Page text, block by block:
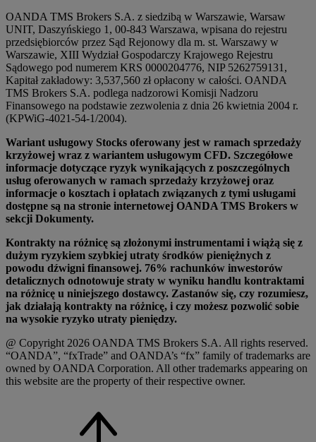
OANDA TMS Brokers S.A. z siedzibą w Warszawie, Warsaw
UNIT, Daszyńskiego 1, 00-843 Warszawa, wpisana do rejestru
przedsiębiorców przez Sąd Rejonowy dla m. st. Warszawy w
Warszawie, XIII Wydział Gospodarczy Krajowego Rejestru
Sądowego pod numerem KRS 0000204776, NIP 5262759131,
Kapitał zakładowy: 3,537,560 zł opłacony w całości. OANDA
TMS Brokers S.A. podlega nadzorowi Komisji Nadzoru
Finansowego na podstawie zezwolenia z dnia 26 kwietnia 2004 r.
(KPWiG-4021-54-1/2004).
Wariant usługowy Stocks oferowany jest w ramach sprzedaży
krzyżowej wraz z wariantem usługowym CFD. Szczegółowe
informacje dotyczące ryzyk wynikających z poszczególnych
usług oferowanych w ramach sprzedaży krzyżowej oraz
informacje o kosztach i opłatach związanych z tymi usługami
dostępne są na stronie internetowej OANDA TMS Brokers w
sekcji Dokumenty.
Kontrakty na różnicę są złożonymi instrumentami i wiążą się z
dużym ryzykiem szybkiej utraty środków pieniężnych z
powodu dźwigni finansowej. 76% rachunków inwestorów
detalicznych odnotowuje straty w wyniku handlu kontraktami
na różnicę u niniejszego dostawcy. Zastanów się, czy rozumiesz,
jak działają kontrakty na różnicę, i czy możesz pozwolić sobie
na wysokie ryzyko utraty pieniędzy.
@ Copyright 2026 OANDA TMS Brokers S.A. All rights reserved.
“OANDA”, “fxTrade” and OANDA’s “fx” family of trademarks are
owned by OANDA Corporation. All other trademarks appearing on
this website are the property of their respective owner.